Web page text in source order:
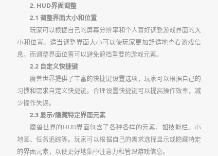
2. HUD界面调整
2.1 调整界面大小和位置
玩家可以根据自己的屏幕分辨率和个人喜好调整游戏界面的大
小和位置。适当调整界面大小可以使玩家更加舒适地查看游戏信
息，而调整界面位置可以避免遮挡重要的游戏元素。
2.2 自定义快捷键
魔兽世界提供了丰富的快捷键设置选项，玩家可以根据自己的
习惯和需求自定义快捷键。合理设置快捷键可以提高操作效率，减
少操作失误。
2.3 显示/隐藏特定界面元素
魔兽世界的HUD界面包含了各种各样的元素，如技能栏、小
地图、任务追踪等。玩家可以根据自己的需求选择显示或隐藏特定
的界面元素，以便更好地集中注意力和管理游戏信息。